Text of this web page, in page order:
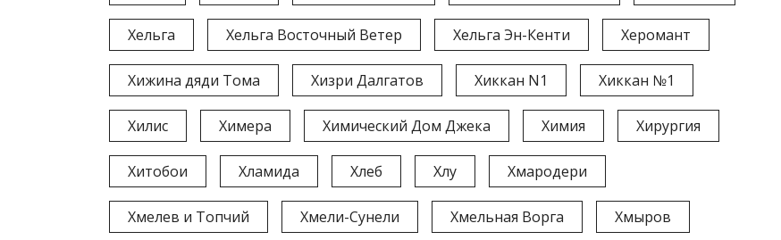
Хельга Хельга Восточный Ветер Хельга Эн-Кенти Херомант
Хижина дяди Тома Хизри Далгатов Хиккан N1 Хиккан №1
Хилис Химера Химический Дом Джека Химия Хирургия
Хитобои Хламида Хлеб Хлу Хмародери
Хмелев и Топчий Хмели-Сунели Хмельная Ворга Хмыров